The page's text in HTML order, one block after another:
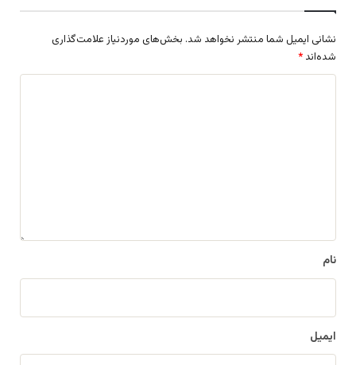
نشانی ایمیل شما منتشر نخواهد شد. بخش‌های موردنیاز علامت‌گذاری
شده‌اند *
نام
ایمیل